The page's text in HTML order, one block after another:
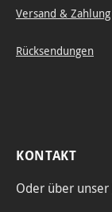
Versand & Zahlung
Rücksendungen
KONTAKT
Oder über unser